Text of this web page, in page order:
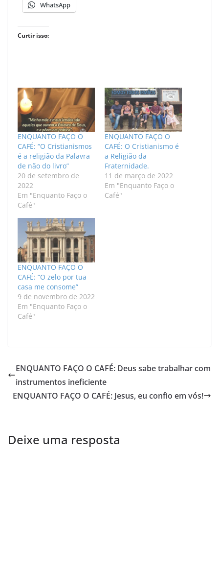
WhatsApp
Curtir isso:
ENQUANTO FAÇO O
CAFÉ: “O Cristianismos
é a religião da Palavra
de não do livro”
20 de setembro de
2022
Em "Enquanto Faço o
Café"
ENQUANTO FAÇO O
CAFÉ: O Cristianismo é
a Religião da
Fraternidade.
11 de março de 2022
Em "Enquanto Faço o
Café"
ENQUANTO FAÇO O
CAFÉ: “O zelo por tua
casa me consome”
9 de novembro de 2022
Em "Enquanto Faço o
Café"
ENQUANTO FAÇO O CAFÉ: Deus sabe trabalhar com
instrumentos ineficiente
ENQUANTO FAÇO O CAFÉ: Jesus, eu confio em vós!
Deixe uma resposta